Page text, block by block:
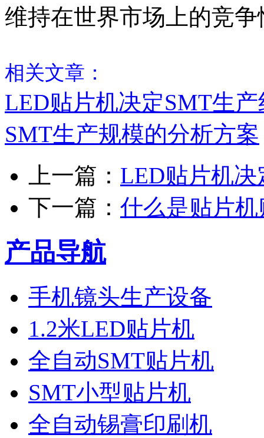
维持在世界市场上的竞争
相关文章：
LED贴片机决定SMT生
SMT生产规模的分析方案
上一篇： LED贴片机
下一篇： 什么是贴片
产品导航
手机镜头生产设备
1.2米LED贴片机
全自动SMT贴片机
SMT小型贴片机
全自动锡膏印刷机